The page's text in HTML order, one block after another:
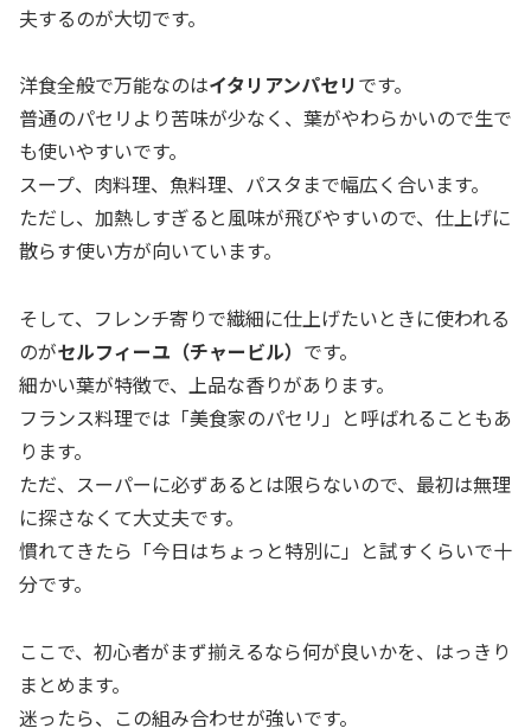
夫するのが大切です。
洋食全般で万能なのはイタリアンパセリです。
普通のパセリより苦味が少なく、葉がやわらかいので生で
も使いやすいです。
スープ、肉料理、魚料理、パスタまで幅広く合います。
ただし、加熱しすぎると風味が飛びやすいので、仕上げに
散らす使い方が向いています。
そして、フレンチ寄りで繊細に仕上げたいときに使われる
のがセルフィーユ（チャービル） です。
細かい葉が特徴で、上品な香りがあります。
フランス料理では「美食家のパセリ」と呼ばれることもあ
ります。
ただ、スーパーに必ずあるとは限らないので、最初は無理
に探さなくて大丈夫です。
慣れてきたら「今日はちょっと特別に」と試すくらいで十
分です。
ここで、初心者がまず揃えるなら何が良いかを、はっきり
まとめます。
迷ったら、この組み合わせが強いです。